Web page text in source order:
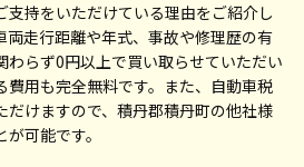
持をいただけている理由をご紹介し
両走行距離や年式、事故や修理歴の有
わらず0円以上で買い取らせていただい
費用も完全無料です。また、自動車税
だけますので、積丹郡積丹町の他社様
可能です。